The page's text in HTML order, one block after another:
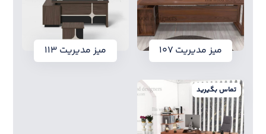
میز مدیریت ۱۰۷ میز مدیریت ۱۱۳
تماس بگیرید